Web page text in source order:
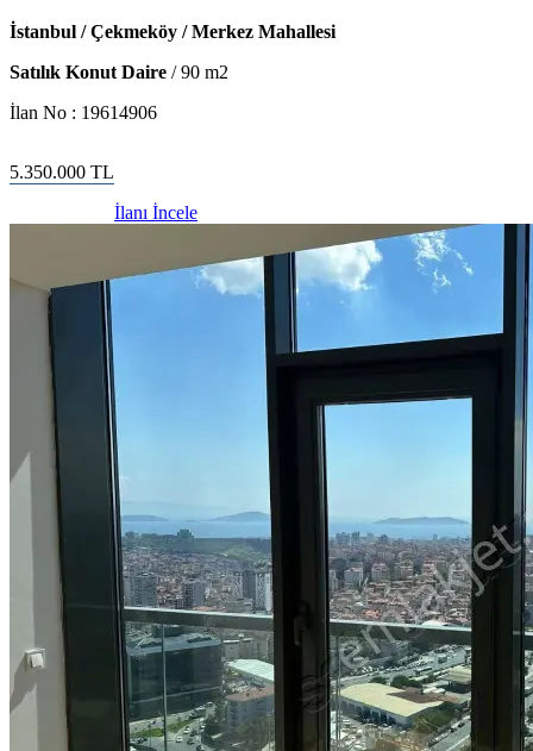
İstanbul / Çekmeköy / Merkez Mahallesi
Satılık Konut Daire /90 m2
İlan No : 19614906
5.350.000 TL
İlanı İncele